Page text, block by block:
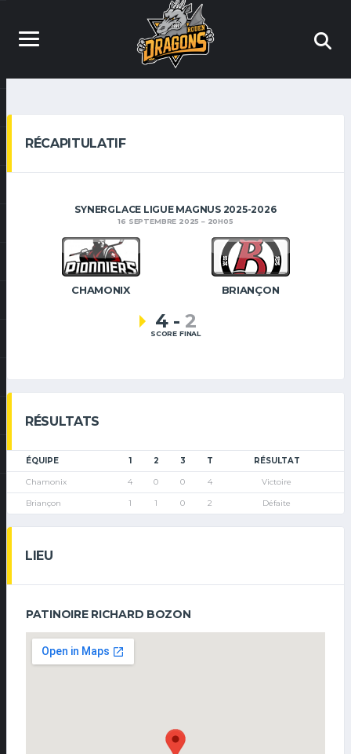
RÉCAPITULATIF
SYNERGLACE LIGUE MAGNUS 2025-2026
16 SEPTEMBRE 2025 20H05
CHAMONIX BRIANÇON
4 - 2
SCORE FINAL
RÉSULTATS
ÉQUIPE 1 2 3 T RÉSULTAT
Chamonix 4 0 0 4 Victoire
Briançon 1 1 0 2 Défaite
LIEU
PATINOIRE RICHARD BOZON